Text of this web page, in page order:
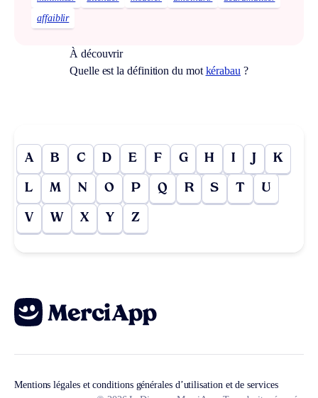
affaiblir
À découvrir
Quelle est la définition du mot kérabau ?
A B C D E F G H I J K
L M N O P Q R S T U
V W X Y Z
Mentions légales et conditions générales d’utilisation et de services